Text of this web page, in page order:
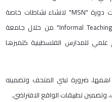
بالمرحلة الاساسية الدنيا ، وكذلك توصيات دورة "MSN" لانشاء نشاطات خاصة
بالمرحلة الاساسية كتعليم غير رسمي "Informal Teaching" من خلال جامعة
للمدارس الفلسطينية كتميزها
ضرورة تبني المتحف وتضمينه
وتضمين تطبيقات الواقع الافتراضي.